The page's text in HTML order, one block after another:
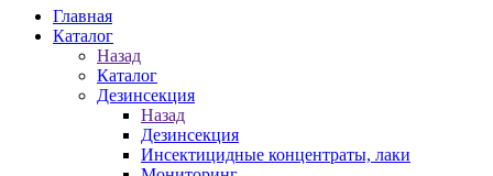
Главная
Каталог
Назад
Каталог
Дезинсекция
Назад
Дезинсекция
Инсектицидные концентраты, лаки